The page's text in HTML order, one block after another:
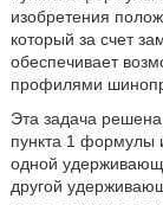
изобретения
который за счет
обеспечивает
профилями
Эта задача
пункта 1 формулы
одной
другой